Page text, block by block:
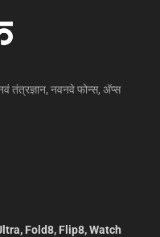
नवं तंत्रज्ञान, नवनवे फोन्स, ॲप्स
Fold8, Flip8, Watch